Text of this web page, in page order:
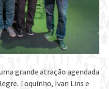
grande atração agendada
Toquinho, Ivan Lins e